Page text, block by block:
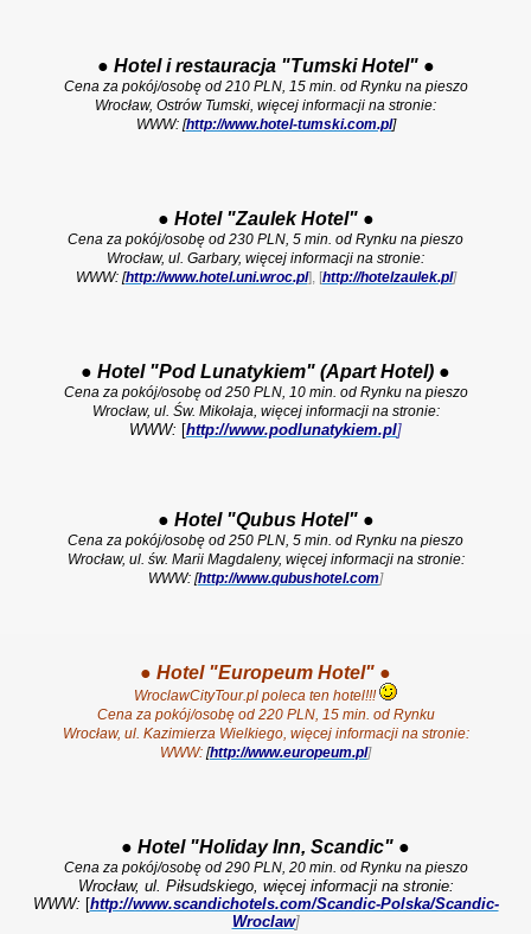
● Hotel i restauracja "Tumski Hotel" ●
Cena za pokój/osobę od 210 PLN, 15 min. od Rynku na pieszo
Wrocław, Ostrów Tumski, więcej informacji na stronie:
WWW: [http://www.hotel-tumski.com.pl]
● Hotel "Zaulek Hotel" ●
Cena za pokój/osobę od 230 PLN, 5 min. od Rynku na pieszo
Wrocław, ul. Garbary, więcej informacji na stronie:
WWW: [http://www.hotel.uni.wroc.pl], [http://hotelzaulek.pl]
● Hotel "Pod Lunatykiem" (Apart Hotel) ●
Cena za pokój/osobę od 250 PLN, 10 min. od Rynku na pieszo
Wrocław, ul. Św. Mikołaja, więcej informacji na stronie:
WWW: [http://www.podlunatykiem.pl]
● Hotel "Qubus Hotel" ●
Cena za pokój/osobę od 250 PLN, 5 min. od Rynku na pieszo
Wrocław, ul. św. Marii Magdaleny, więcej informacji na stronie:
WWW: [http://www.qubushotel.com]
● Hotel "Europeum Hotel" ●
WroclawCityTour.pl poleca ten hotel!!!
Cena za pokój/osobę od 220 PLN, 15 min. od Rynku
Wrocław, ul. Kazimierza Wielkiego, więcej informacji na stronie:
WWW: [http://www.europeum.pl]
● Hotel "Holiday Inn, Scandic" ●
Cena za pokój/osobę od 290 PLN, 20 min. od Rynku na pieszo
Wrocław, ul. Piłsudskiego, więcej informacji na stronie:
WWW: [http://www.scandichotels.com/Scandic-Polska/Scandic-
Wroclaw]